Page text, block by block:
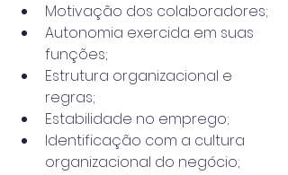
Motivação dos colaboradores;
Autonomia exercida em suas
funções;
Estrutura organizacional e
regras;
Estabilidade no emprego;
Identificação com a cultura
organizacional do negócio;